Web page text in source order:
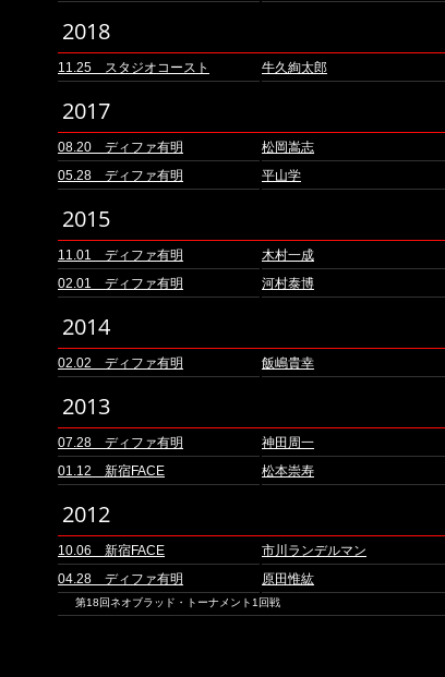
2018
11.25 スタジオコースト 牛久絢太郎
2017
08.20 ディファ有明 松岡嵩志
05.28 ディファ有明 平山学
2015
11.01 ディファ有明 木村一成
02.01 ディファ有明 河村泰博
2014
02.02 ディファ有明 飯嶋貴幸
2013
07.28 ディファ有明 神田周一
01.12 新宿FACE 松本崇寿
2012
10.06 新宿FACE 市川ランデルマン
04.28 ディファ有明 原田惟紘
第18回ネオブラッド・トーナメント1回戦